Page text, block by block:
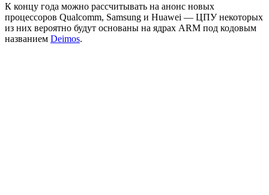
К концу года можно рассчитывать на анонс новых
процессоров Qualcomm, Samsung и Huawei — ЦПУ некоторых
из них вероятно будут основаны на ядрах ARM под кодовым
названием Deimos.